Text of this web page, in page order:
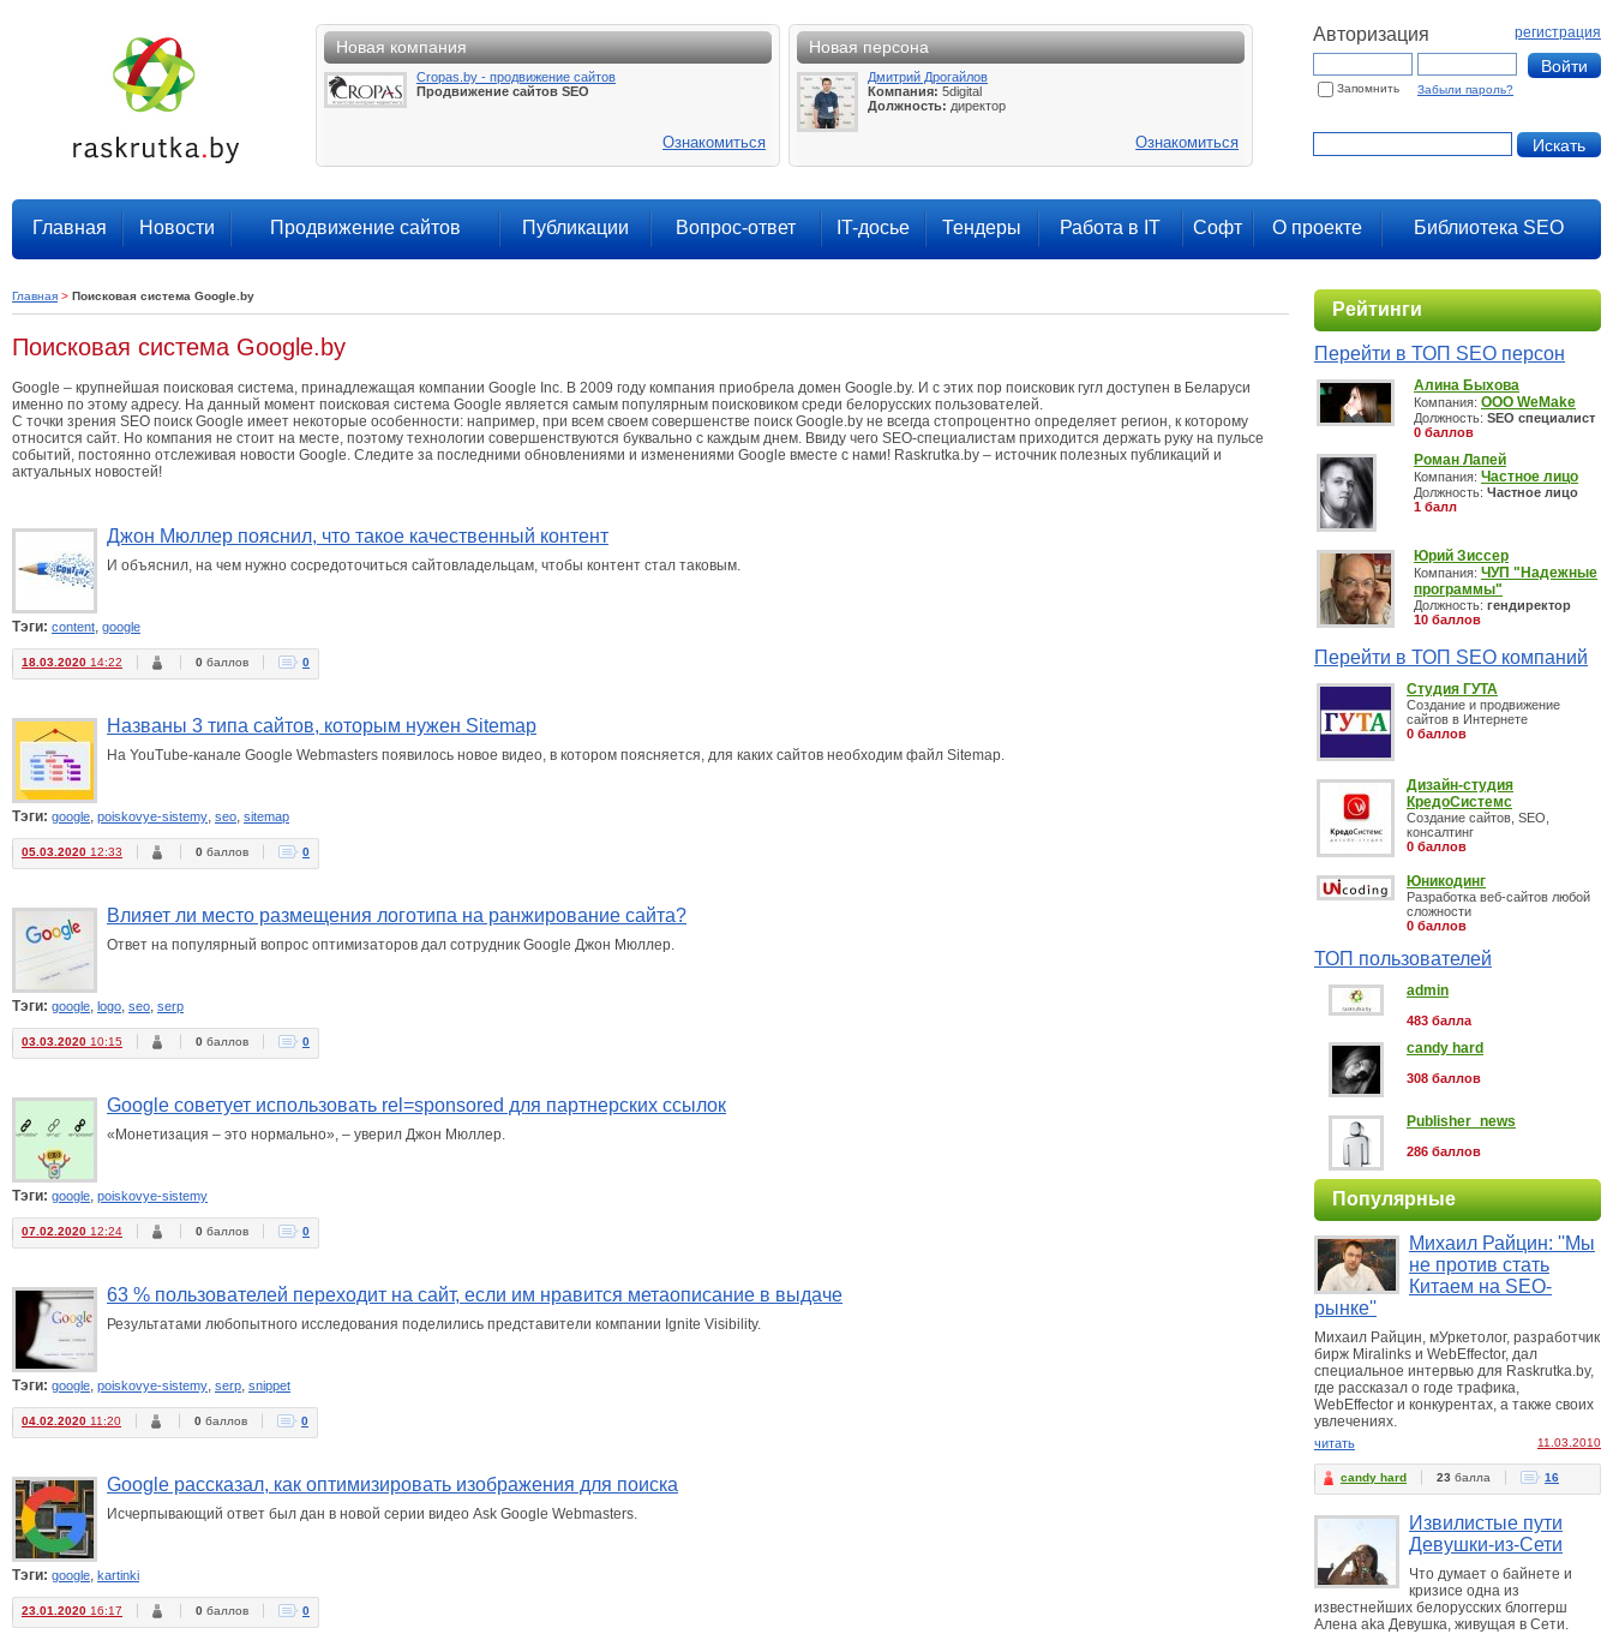
Новая компания
Cropas.by - продвижение сайтов
Продвижение сайтов SEO
Ознакомиться
Новая персона
Дмитрий Дрогайлов
Компания: 5digital
Должность: директор
Ознакомиться
Авторизация регистрация
Запомнить Забыли пароль?
Главная Новости Продвижение сайтов Публикации Вопрос-ответ IT-досье Тендеры Работа в IT Софт О проекте Библиотека SEO
Главная > Поисковая система Google.by
Поисковая система Google.by
Google – крупнейшая поисковая система, принадлежащая компании Google Inc. В 2009 году компания приобрела домен Google.by. И с этих пор поисковик гугл доступен в Беларуси
именно по этому адресу. На данный момент поисковая система Google является самым популярным поисковиком среди белорусских пользователей.
С точки зрения SEO поиск Google имеет некоторые особенности: например, при всем своем совершенстве поиск Google.by не всегда стопроцентно определяет регион, к которому
относится сайт. Но компания не стоит на месте, поэтому технологии совершенствуются буквально с каждым днем. Ввиду чего SEO-специалистам приходится держать руку на пульсе
событий, постоянно отслеживая новости Google. Следите за последними обновлениями и изменениями Google вместе с нами! Raskrutka.by – источник полезных публикаций и
актуальных новостей!
Джон Мюллер пояснил, что такое качественный контент
И объяснил, на чем нужно сосредоточиться сайтовладельцам, чтобы контент стал таковым.
Тэги: content, google
18.03.2020 14:22 0 баллов 0
Названы 3 типа сайтов, которым нужен Sitemap
На YouTube-канале Google Webmasters появилось новое видео, в котором поясняется, для каких сайтов необходим файл Sitemap.
Тэги: google, poiskovye-sistemy, seo, sitemap
05.03.2020 12:33 0 баллов 0
Влияет ли место размещения логотипа на ранжирование сайта?
Ответ на популярный вопрос оптимизаторов дал сотрудник Google Джон Мюллер.
Тэги: google, logo, seo, serp
03.03.2020 10:15 0 баллов 0
Google советует использовать rel=sponsored для партнерских ссылок
«Монетизация – это нормально», – уверил Джон Мюллер.
Тэги: google, poiskovye-sistemy
07.02.2020 12:24 0 баллов 0
63 % пользователей переходит на сайт, если им нравится метаописание в выдаче
Результатами любопытного исследования поделились представители компании Ignite Visibility.
Тэги: google, poiskovye-sistemy, serp, snippet
04.02.2020 11:20 0 баллов 0
Google рассказал, как оптимизировать изображения для поиска
Исчерпывающий ответ был дан в новой серии видео Ask Google Webmasters.
Тэги: google, kartinki
23.01.2020 16:17 0 баллов 0
Рейтинги
Перейти в ТОП SEO персон
Алина Быхова
Компания: ООО WeMake
Должность: SEO специалист
0 баллов
Роман Лапей
Компания: Частное лицо
Должность: Частное лицо
1 балл
Юрий Зиссер
Компания: ЧУП "Надежные
программы"
Должность: гендиректор
10 баллов
Перейти в ТОП SEO компаний
Студия ГУТА
Создание и продвижение
сайтов в Интернете
0 баллов
Дизайн-студия
КредоСистемс
Создание сайтов, SEO,
консалтинг
0 баллов
Юникодинг
Разработка веб-сайтов любой
сложности
0 баллов
ТОП пользователей
admin
483 балла
candy hard
308 баллов
Publisher_news
286 баллов
Популярные
Михаил Райцин: ''Мы
не против стать
Китаем на SEO-
рынке''
Михаил Райцин, мУркетолог, разработчик
бирж Miralinks и WebEffector, дал
специальное интервью для Raskrutka.by,
где рассказал о годе трафика,
WebEffector и конкурентах, а также своих
увлечениях.
читать 11.03.2010
candy hard 23 балла 16
Извилистые пути
Девушки-из-Сети
Что думает о байнете и
кризисе одна из
известнейших белорусских блоггерш
Алена aka Девушка, живущая в Сети.